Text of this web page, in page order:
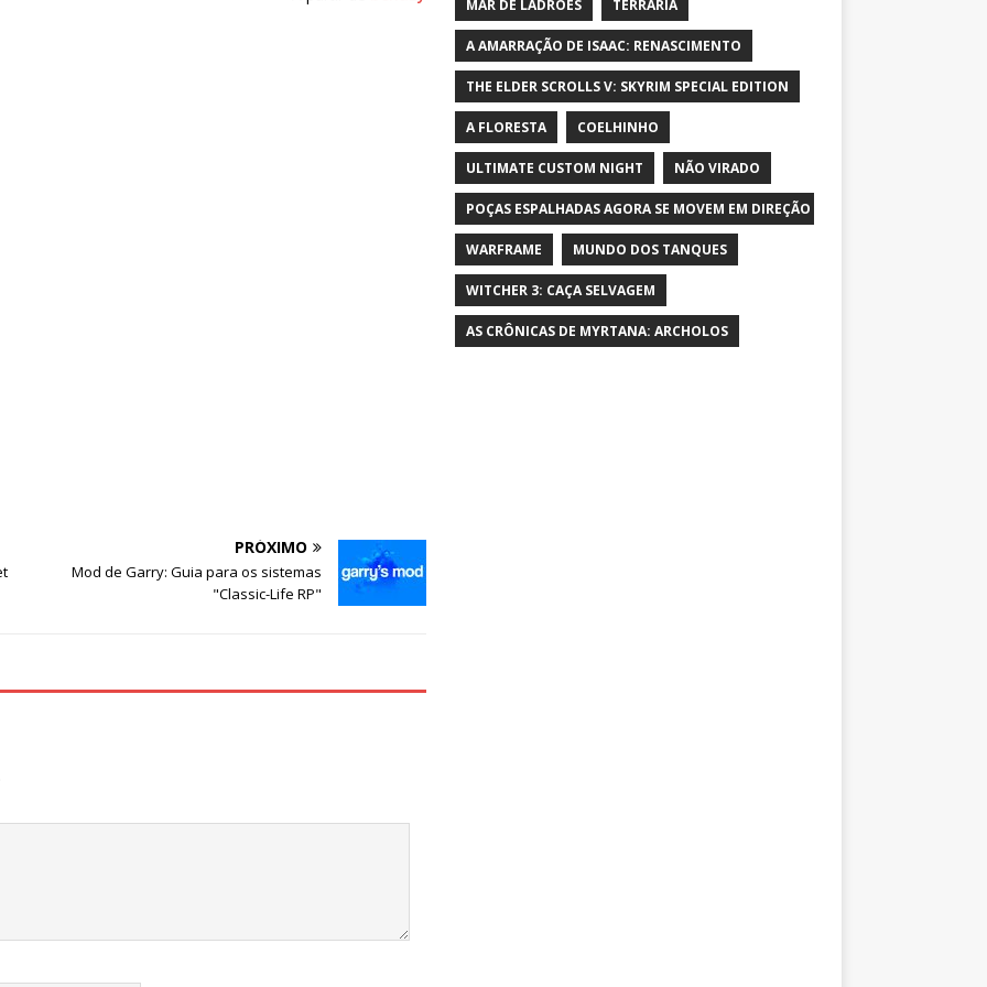
PRÓXIMO
Mod de Garry: Guia para os sistemas
"Classic-Life RP"
MAR DE LADRÕES TERRARIA
A AMARRAÇÃO DE ISAAC: RENASCIMENTO
THE ELDER SCROLLS V: SKYRIM SPECIAL EDITION
A FLORESTA COELHINHO
ULTIMATE CUSTOM NIGHT NÃO VIRADO
POÇAS ESPALHADAS AGORA SE MOVEM EM DIREÇÃO AO PERSONAGEM E
WARFRAME MUNDO DOS TANQUES
WITCHER 3: CAÇA SELVAGEM
AS CRÔNICAS DE MYRTANA: ARCHOLOS